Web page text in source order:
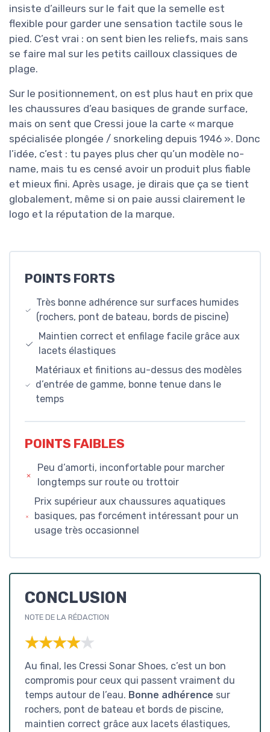
insiste d’ailleurs sur le fait que la semelle est
flexible pour garder une sensation tactile sous le
pied. C’est vrai : on sent bien les reliefs, mais sans
se faire mal sur les petits cailloux classiques de
plage.
Sur le positionnement, on est plus haut en prix que
les chaussures d’eau basiques de grande surface,
mais on sent que Cressi joue la carte « marque
spécialisée plongée / snorkeling depuis 1946 ». Donc
l’idée, c’est : tu payes plus cher qu’un modèle no-
name, mais tu es censé avoir un produit plus fiable
et mieux fini. Après usage, je dirais que ça se tient
globalement, même si on paie aussi clairement le
logo et la réputation de la marque.
POINTS FORTS
Très bonne adhérence sur surfaces humides
(rochers, pont de bateau, bords de piscine)
Maintien correct et enfilage facile grâce aux
lacets élastiques
Matériaux et finitions au-dessus des modèles
d’entrée de gamme, bonne tenue dans le
temps
POINTS FAIBLES
Peu d’amorti, inconfortable pour marcher
longtemps sur route ou trottoir
Prix supérieur aux chaussures aquatiques
basiques, pas forcément intéressant pour un
usage très occasionnel
CONCLUSION
NOTE DE LA RÉDACTION
★★★★★
★★★★★
Au final, les Cressi Sonar Shoes, c’est un bon
compromis pour ceux qui passent vraiment du
temps autour de l’eau. Bonne adhérence sur
rochers, pont de bateau et bords de piscine,
maintien correct grâce aux lacets élastiques,